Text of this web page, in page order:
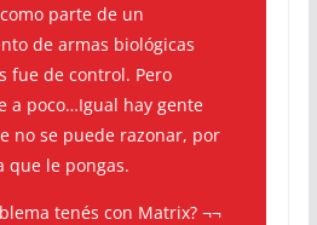
parte de un
de armas biológicas
fue de control. Pero
a poco…Igual hay gente
no se puede razonar, por
que le pongas.
tenés con Matrix? ¬¬